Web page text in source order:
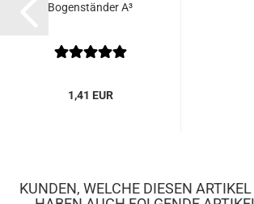
Bogenständer A³
1,41 EUR
KUNDEN, WELCHE DIESEN